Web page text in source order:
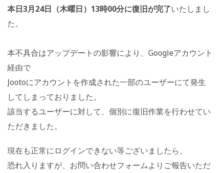
本日3月24日（木曜日）13時00分に復旧が完了いたしまし
た。
本不具合はアップデートの影響により、Googleアカウント
経由で
Jootoにアカウントを作成された一部のユーザーにて発生
して しまっておりました。
該当するユーザーに対して、個別に復旧作業を行わせてい
ただき ました。
現在も正常にログインできない等ございましたら、
恐れ入りますが、お問い合わせフォームよりご報告いただ